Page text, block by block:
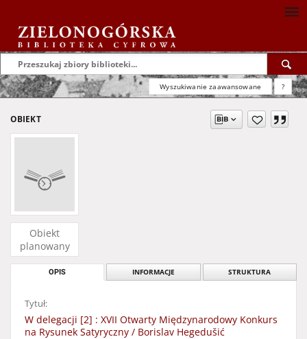
Wyszukiwanie zaawansowane ?
OBIEKT
Obiekt
planowany
OPIS INFORMACJE STRUKTURA
Tytuł:
W delegacji [2] : XVII Otwarty Międzynarodowy Konkurs
na Rysunek Satyryczny / Borislav Hegedušić